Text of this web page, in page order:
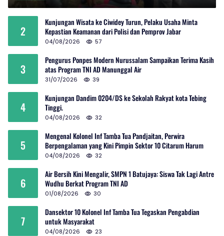
2
Kunjungan Wisata ke Ciwidey Turun, Pelaku Usaha Minta
Kepastian Keamanan dari Polisi dan Pemprov Jabar
04/08/2026 57
3
Pengurus Ponpes Modern Nurussalam Sampaikan Terima Kasih
atas Program TNI AD Manunggal Air
31/07/2026 39
4
Kunjungan Dandim 0204/DS ke Sekolah Rakyat kota Tebing
Tinggi.
04/08/2026 32
5
Mengenal Kolonel Inf Tamba Tua Pandjaitan, Perwira
Berpengalaman yang Kini Pimpin Sektor 10 Citarum Harum
04/08/2026 32
6
Air Bersih Kini Mengalir, SMPN 1 Batujaya: Siswa Tak Lagi Antre
Wudhu Berkat Program TNI AD
01/08/2026 30
7
Dansektor 10 Kolonel Inf Tamba Tua Tegaskan Pengabdian
untuk Masyarakat
04/08/2026 23